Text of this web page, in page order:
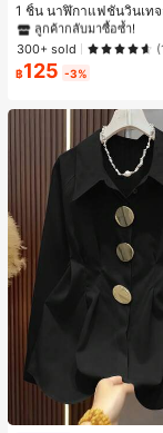
1 ชิ้น นาฬิกาแฟชั่นวินเทจ
เลขโรมันสำหรับผู้หญิง เห
ารตกแต่งประจำวัน
ลูกค้ากลับมาซื้อซ้ำ!
#1 ขายดี
ลูกค้ากลับมาซื้อซ้ำ!
#1 ขายดี
ลูกค้ากลับมาซื้อซ้ำ!
#1 ขายดี
300+ sold
฿125 -3%